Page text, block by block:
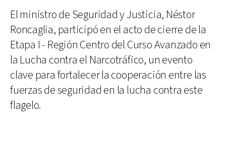
El ministro de Seguridad y Justicia, Néstor
Roncaglia, participó en el acto de cierre de la
Etapa I - Región Centro del Curso Avanzado en
la Lucha contra el Narcotráfico, un evento
clave para fortalecer la cooperación entre las
fuerzas de seguridad en la lucha contra este
flagelo.